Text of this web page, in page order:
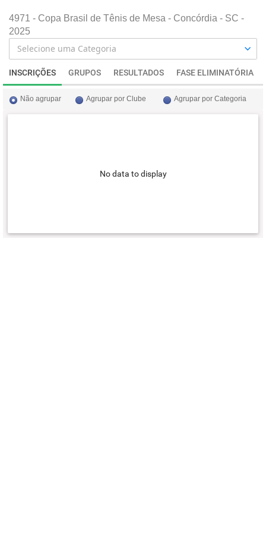
4971 - Copa Brasil de Tênis de Mesa - Concórdia - SC -
2025
INSCRIÇÕES GRUPOS RESULTADOS FASE ELIMINATÓRIA
Não agrupar Agrupar por Clube Agrupar por Categoria
No data to display